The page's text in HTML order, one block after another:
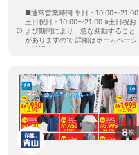
■通常営業時間 平日：10:00〜21:00
土日祝日：10:00〜21:00 ※土日祝お
よび期間により、急な変動すること
がありますので 詳細はホームページ
を確認ください
8枚